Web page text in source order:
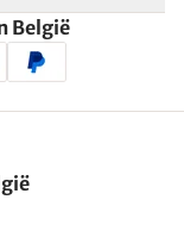
België